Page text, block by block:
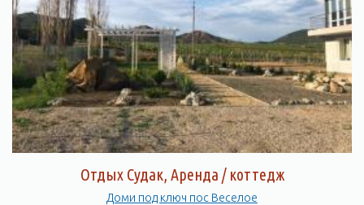
Отдых Судак, Аренда / коттедж
Доми под ключ пос Веселое